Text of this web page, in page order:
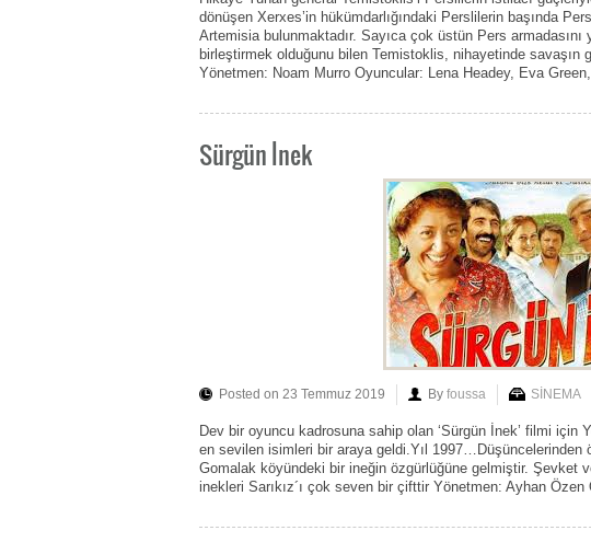
dönüşen Xerxes’in hükümdarlığındaki Perslilerin başında
Artemisia bulunmaktadır. Sayıca çok üstün Pers armadasını
birleştirmek olduğunu bilen Temistoklis, nihayetinde savaşın
Yönetmen: Noam Murro Oyuncular: Lena Headey, Eva
Sürgün İnek
Posted on 23 Temmuz 2019 By foussa SİNEMA
Dev bir oyuncu kadrosuna sahip olan ‘Sürgün İnek’ filmi için
en sevilen isimleri bir araya geldi.Yıl 1997…Düşüncelerinden
Gomalak köyündeki bir ineğin özgürlüğüne gelmiştir. Şevket
inekleri Sarıkız´ı çok seven bir çifttir Yönetmen: Ayhan